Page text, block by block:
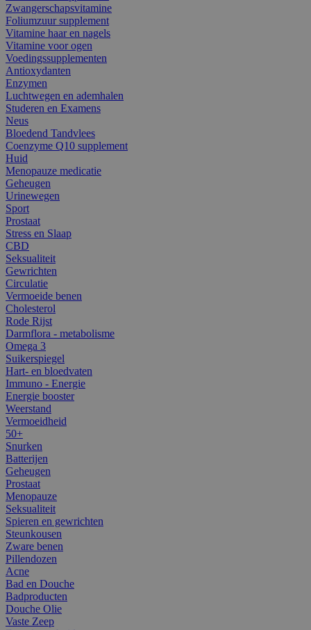
Zwangerschapsvitamine
Foliumzuur supplement
Vitamine haar en nagels
Vitamine voor ogen
Voedingssupplementen
Antioxydanten
Enzymen
Luchtwegen en ademhalen
Studeren en Examens
Neus
Bloedend Tandvlees
Coenzyme Q10 supplement
Huid
Menopauze medicatie
Geheugen
Urinewegen
Sport
Prostaat
Stress en Slaap
CBD
Seksualiteit
Gewrichten
Circulatie
Vermoeide benen
Cholesterol
Rode Rijst
Darmflora - metabolisme
Omega 3
Suikerspiegel
Hart- en bloedvaten
Immuno - Energie
Energie booster
Weerstand
Vermoeidheid
50+
Snurken
Batterijen
Geheugen
Prostaat
Menopauze
Seksualiteit
Spieren en gewrichten
Steunkousen
Zware benen
Pillendozen
Acne
Bad en Douche
Badproducten
Douche Olie
Vaste Zeep